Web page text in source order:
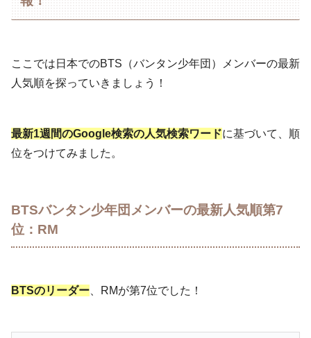
ここでは日本でのBTS（バンタン少年団）メンバーの最新
人気順を探っていきましょう！
最新1週間のGoogle検索の人気検索ワードに基づいて、順
位をつけてみました。
BTSバンタン少年団メンバーの最新人気順第7
位：RM
BTSのリーダー 、RMが第7位でした！